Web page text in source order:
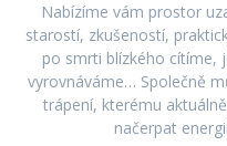
Nabízíme vám prostor
starostí, zkušeností,
po smrti blízkého cítíme,
vyrovnáváme… Společně
trápení, kterému
načerpat